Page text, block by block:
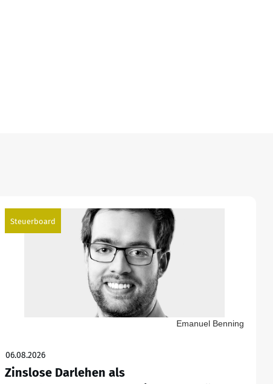
Steuerboard
Emanuel Benning
06.08.2026
Zinslose Darlehen als